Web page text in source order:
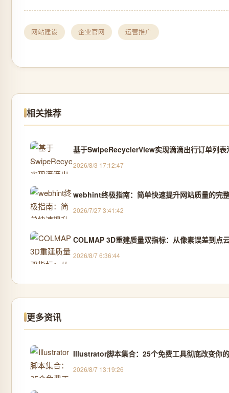
网站建设 企业官网 运营推广
相关推荐
基于SwipeRecyclerView实现滴滴出行订单列表
2026/8/3 17:12:47
webhint终极指南：简单快速提升网站质量的完
2026/7/27 3:41:42
COLMAP 3D重建质量双指标：从像素误差到点
2026/8/7 6:36:44
更多资讯
Illustrator脚本集合：25个免费工具彻底改变你
2026/8/7 13:19:26